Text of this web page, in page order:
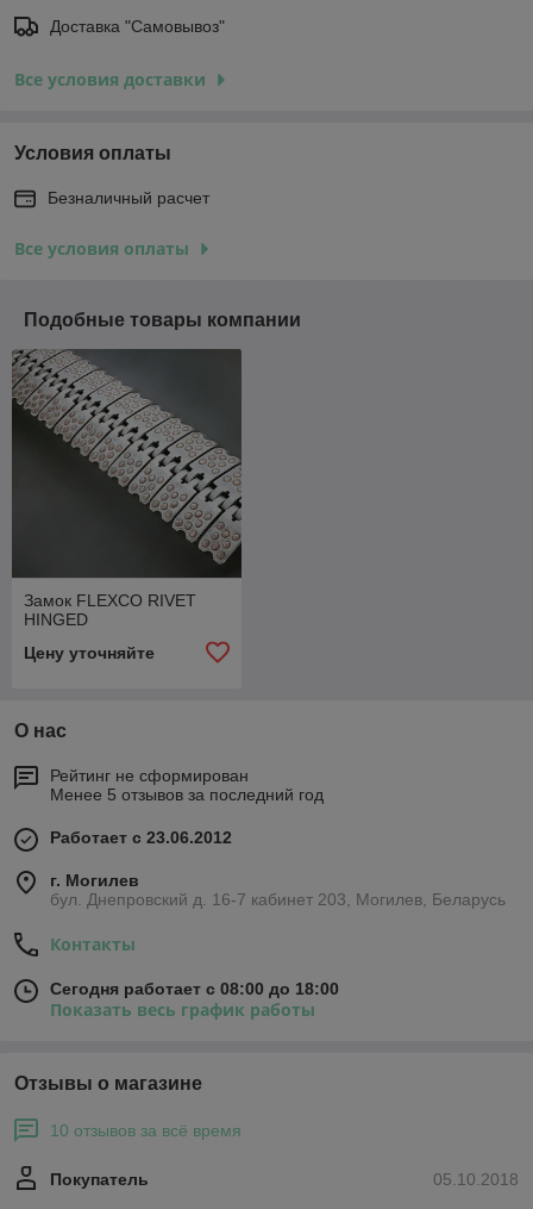
Доставка "Самовывоз"
Все условия доставки
Условия оплаты
Безналичный расчет
Все условия оплаты
Подобные товары компании
Замок FLEXCO RIVET
HINGED
Цену уточняйте
О нас
Рейтинг не сформирован
Менее 5 отзывов за последний год
Работает с 23.06.2012
г. Могилев
бул. Днепровский д. 16-7 кабинет 203, Могилев, Беларусь
Контакты
Сегодня работает с 08:00 до 18:00
Показать весь график работы
Отзывы о магазине
10 отзывов за всё время
05.10.2018
Покупатель